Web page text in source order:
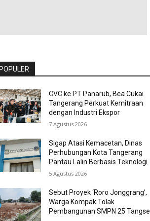
CVC ke PT Panarub, Bea Cukai
Tangerang Perkuat Kemitraan
dengan Industri Ekspor
7 Agustus 2026
Sigap Atasi Kemacetan, Dinas
Perhubungan Kota Tangerang
Pantau Lalin Berbasis Teknologi
5 Agustus 2026
Sebut Proyek ‘Roro Jonggrang’,
Warga Kompak Tolak
Pembangunan SMPN 25 Tangsel